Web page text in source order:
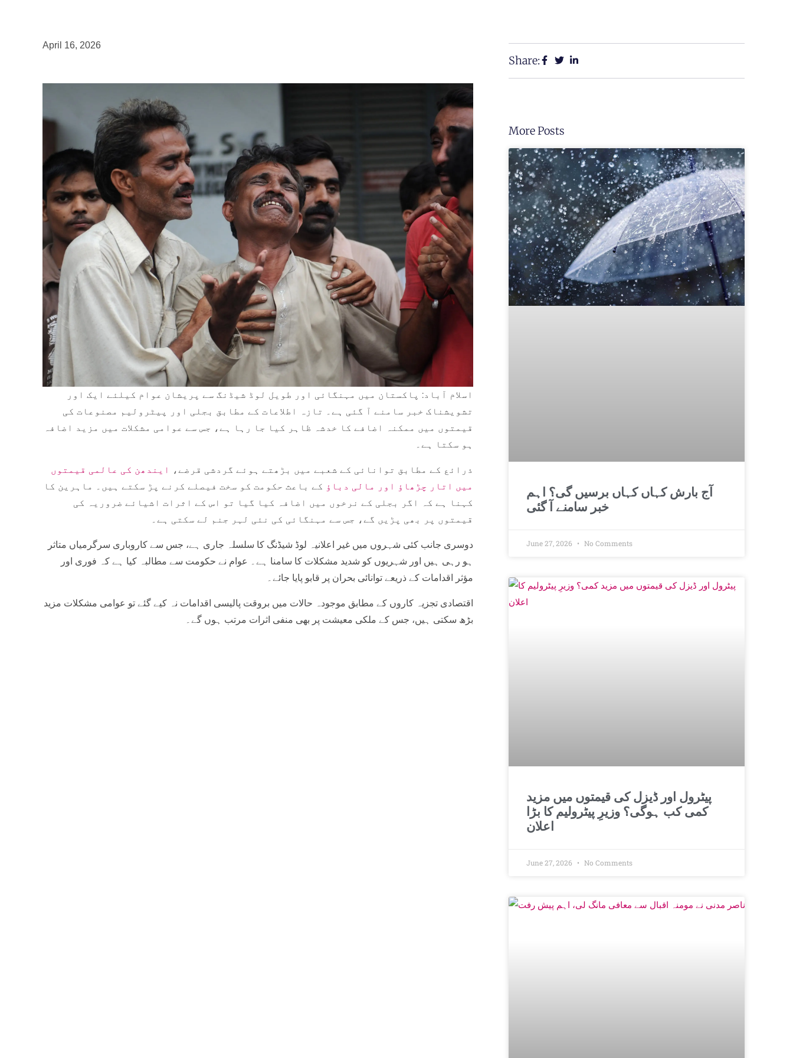
April 16, 2026
تشویشناک خبر سامنے آ گئی ہے۔ تازہ اطلاعات کے مطابق بجلی اور پیٹرولیم مصنوعات کی
قیمتوں میں ممکنہ اضافے کا خدشہ ظاہر کیا جا رہا ہے، جس سے عوامی مشکلات میں مزید اضافہ
ہو سکتا ہے۔
ذرائع کے مطابق توانائی کے شعبے میں بڑھتے ہوئے گردشی قرضے،
ایندھن کی عالمی قیمتوں
میں اتار چڑھاؤ اور مالی دباؤ کے باعث حکومت کو سخت فیصلے کرنے پڑ سکتے ہیں۔ ماہرین کا
کہنا ہے کہ اگر بجلی کے نرخوں میں اضافہ کیا گیا تو اس کے اثرات اشیائے ضروریہ کی
قیمتوں پر بھی پڑیں گے، جس سے مہنگائی کی نئی لہر جنم لے سکتی ہے۔
دوسری جانب کئی شہروں میں غیر اعلانیہ لوڈ شیڈنگ کا سلسلہ جاری ہے، جس سے کاروباری سرگرمیاں متاثر
ہو رہی ہیں اور شہریوں کو شدید مشکلات کا سامنا ہے۔ عوام نے حکومت سے مطالبہ کیا ہے کہ فوری اور
مؤثر اقدامات کے ذریعے توانائی بحران پر قابو پایا جائے۔
اقتصادی تجزیہ کاروں کے مطابق موجودہ حالات میں بروقت پالیسی اقدامات نہ کیے گئے تو عوامی مشکلات مزید
بڑھ سکتی ہیں، جس کے ملکی معیشت پر بھی منفی اثرات مرتب ہوں گے۔
Share:
More Posts
آج بارش کہاں کہاں برسیں گی؟ اہم
خبر سامنے آ گئی
June 27, 2026 No Comments
پیٹرول اور ڈیزل کی قیمتوں میں مزید
کمی کب ہوگی؟ وزیرِ پیٹرولیم کا بڑا
اعلان
June 27, 2026 No Comments